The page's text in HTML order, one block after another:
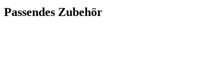
Passendes Zubehör